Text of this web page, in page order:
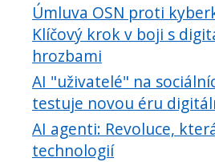
Úmluva OSN proti
Klíčový krok v boji s
hrozbami
AI "uživatelé" na
testuje novou éru
AI agenti: Revoluce,
technologií